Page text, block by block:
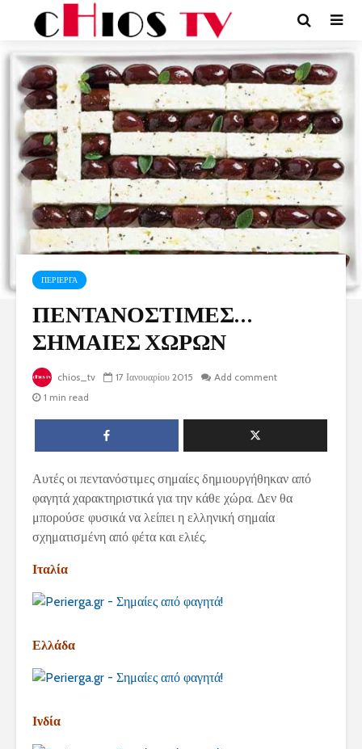
ΠΕΡΙΕΡΓΑ
ΠΕΝΤΑΝΟΣΤΙΜΕΣ…
ΣΗΜΑΙΕΣ ΧΩΡΩΝ
chios_tv 17 Ιανουαρίου 2015
Add comment
1 min read
Αυτές οι πεντανόστιμες σημαίες δημιουργήθηκαν από
φαγητά χαρακτηριστικά για την κάθε χώρα. Δεν θα
μπορούσε φυσικά να λείπει η ελληνική σημαία
σχηματισμένη από φέτα και ελιές.
Ιταλία
Ελλάδα
Ινδία